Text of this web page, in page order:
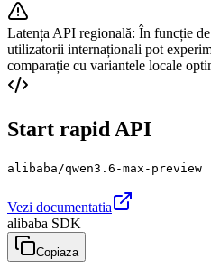
Latența API regională: În funcție
utilizatorii internaționali pot
comparație cu variantele locale
Start rapid API
alibaba/qwen3.6-max-preview
Vezi documentatia
alibaba SDK
Copiaza